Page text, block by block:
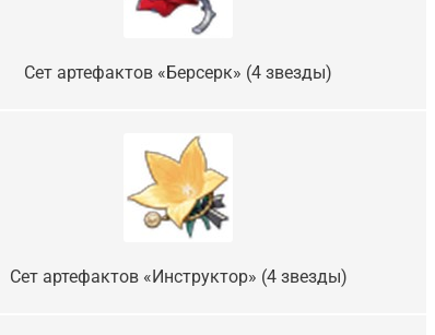
Сет артефактов «Берсерк» (4 звезды)
Сет артефактов «Инструктор» (4 звезды)